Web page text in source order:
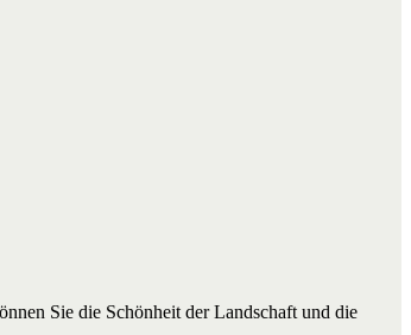
Sie die Schönheit der Landschaft und die